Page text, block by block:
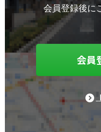
会員登録後に
会員